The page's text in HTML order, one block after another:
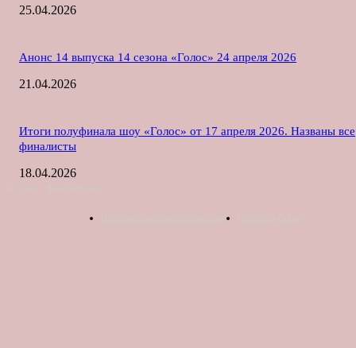
25.04.2026
Анонс 14 выпуска 14 сезона «Голос» 24 апреля 2026
21.04.2026
Итоги полуфинала шоу «Голос» от 17 апреля 2026. Названы все
финалисты
18.04.2026